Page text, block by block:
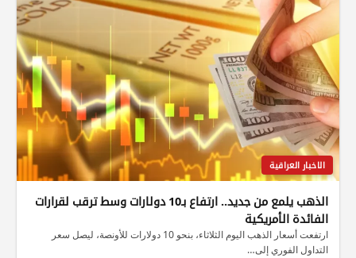
الاخبار العراقية
الذهب يلمع من جديد.. ارتفاع بـ10 دولارات وسط ترقب لقرارات
الفائدة الأمريكية
ارتفعت أسعار الذهب اليوم الثلاثاء، بنحو 10 دولارات للأونصة، ليصل سعر
التداول الفوري إلى…